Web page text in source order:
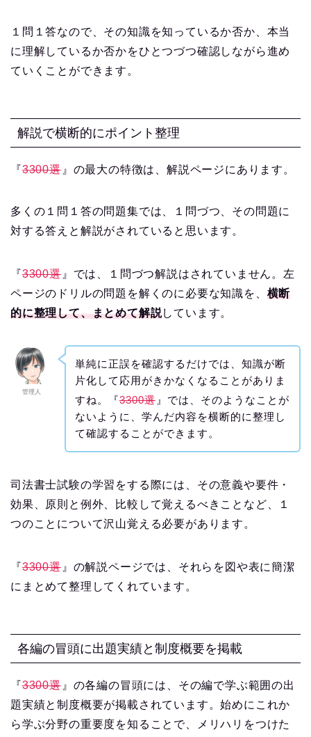
１問１答なので、その知識を知っているか否か、本当
に理解しているか否かをひとつづつ確認しながら進め
ていくことができます。
解説で横断的にポイント整理
『3300選 』の最大の特徴は、解説ページにあります。
多くの１問１答の問題集では、１問づつ、その問題に
対する答えと解説がされていると思います。
『3300選 』では、１問づつ解説はされていません。左
ページのドリルの問題を解くのに必要な知識を、 横断
的に整理して、まとめて解説しています。
管理人
単純に正誤を確認するだけでは、知識が断
片化して応用がきかなくなることがありま
すね。『3300選 』では、そのようなことが
ないように、学んだ内容を横断的に整理し
て確認することができます。
司法書士試験の学習をする際には、その意義や要件・
効果、原則と例外、比較して覚えるべきことなど、１
つのことについて沢山覚える必要があります。
『3300選 』の解説ページでは、それらを図や表に簡潔
にまとめて整理してくれています。
各編の冒頭に出題実績と制度概要を掲載
『3300選 』の各編の冒頭には、その編で学ぶ範囲の出
題実績と制度概要が掲載されています。始めにこれか
ら学ぶ分野の重要度を知ることで、メリハリをつけた